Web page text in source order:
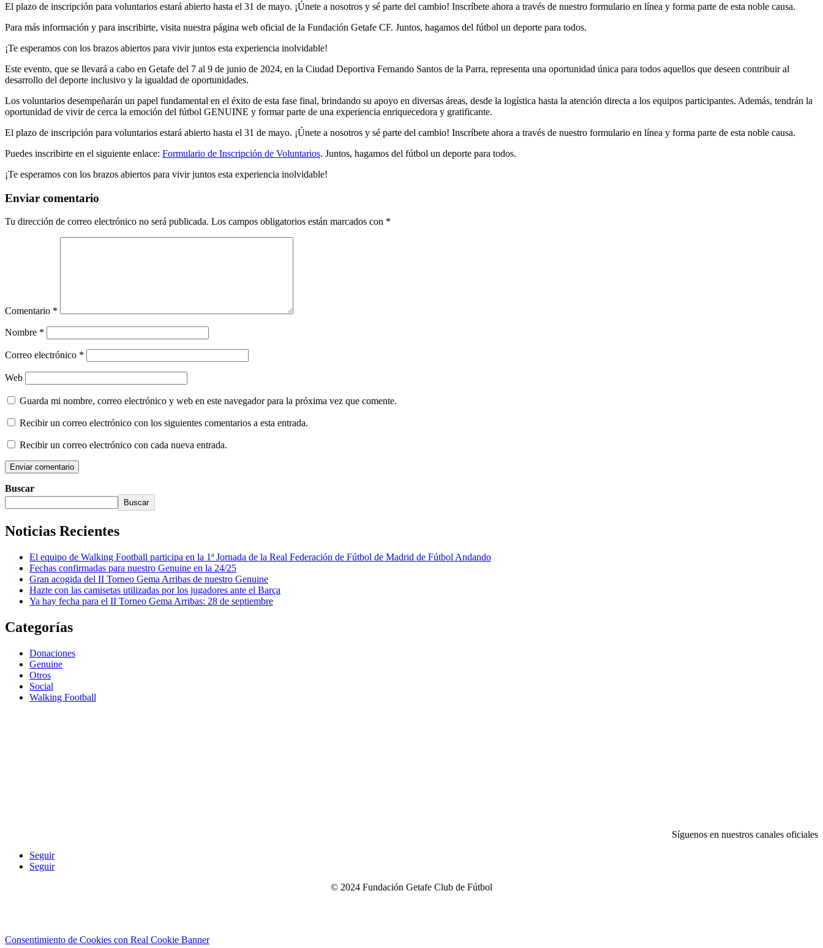
El plazo de inscripción para voluntarios estará abierto hasta el 31 de mayo. ¡Únete a nosotros y sé parte del cambio! Inscríbete ahora a través de nuestro formulario en línea y forma parte de esta noble causa.
Para más información y para inscribirte, visita nuestra página web oficial de la Fundación Getafe CF. Juntos, hagamos del fútbol un deporte para todos.
¡Te esperamos con los brazos abiertos para vivir juntos esta experiencia inolvidable!
Este evento, que se llevará a cabo en Getafe del 7 al 9 de junio de 2024, en la Ciudad Deportiva Fernando Santos de la Parra, representa una oportunidad única para todos aquellos que deseen contribuir al
desarrollo del deporte inclusivo y la igualdad de oportunidades.
Los voluntarios desempeñarán un papel fundamental en el éxito de esta fase final, brindando su apoyo en diversas áreas, desde la logística hasta la atención directa a los equipos participantes. Además, tendrán la
oportunidad de vivir de cerca la emoción del fútbol GENUINE y formar parte de una experiencia enriquecedora y gratificante.
El plazo de inscripción para voluntarios estará abierto hasta el 31 de mayo. ¡Únete a nosotros y sé parte del cambio! Inscríbete ahora a través de nuestro formulario en línea y forma parte de esta noble causa.
Puedes inscribirte en el siguiente enlace: Formulario de Inscripción de Voluntarios. Juntos, hagamos del fútbol un deporte para todos.
¡Te esperamos con los brazos abiertos para vivir juntos esta experiencia inolvidable!
Enviar comentario
Tu dirección de correo electrónico no será publicada. Los campos obligatorios están marcados con *
Comentario *
Nombre *
Correo electrónico *
Web
Guarda mi nombre, correo electrónico y web en este navegador para la próxima vez que comente.
Recibir un correo electrónico con los siguientes comentarios a esta entrada.
Recibir un correo electrónico con cada nueva entrada.
Buscar
Buscar
Noticias Recientes
El equipo de Walking Football participa en la 1ª Jornada de la Real Federación de Fútbol de Madrid de Fútbol Andando
Fechas confirmadas para nuestro Genuine en la 24/25
Gran acogida del II Torneo Gema Arribas de nuestro Genuine
Hazte con las camisetas utilizadas por los jugadores ante el Barça
Ya hay fecha para el II Torneo Gema Arribas: 28 de septiembre
Categorías
Donaciones
Genuine
Otros
Social
Walking Football
Síguenos en nuestros canales oficiales
Seguir
Seguir
© 2024 Fundación Getafe Club de Fútbol
Consentimiento de Cookies con Real Cookie Banner